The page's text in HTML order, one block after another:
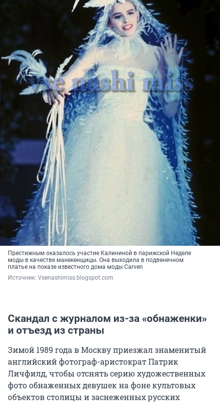
Престижным оказалось участие Калининой в парижской Неделе
моды в качестве манекенщицы. Она выходила в подвенечном
платье на показе известного дома моды Carven
Источник: Vsenashimiss.blogspot.com
Скандал с журналом из-за «обнаженки»
и отъезд из страны
Зимой 1989 года в Москву приезжал знаменитый
английский фотограф-аристократ Патрик
Личфилд, чтобы отснять серию художественных
фото обнаженных девушек на фоне культовых
объектов столицы и заснеженных русских